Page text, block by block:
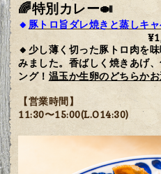
🌈特別カレー🍛
🔸 豚トロ旨ダレ焼きと蒸しキ
🔸少し薄く切った豚トロ肉を
みました。香ばしく焼きあげ
ング！ 温玉か生卵のどちらかお
【営業時間】
11:30〜15:00(L.O14:30)